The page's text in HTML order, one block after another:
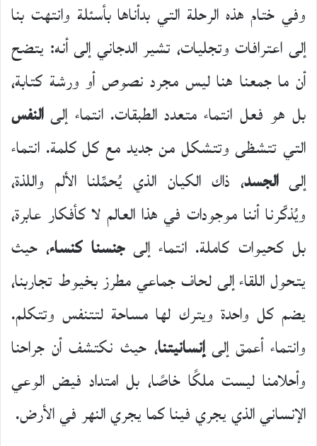
وفي ختام هذه الرحلة التي بدأناها بأسئلة وانتهت بنا
إلى اعترافات وتجليات، تشير الدجاني إلى أنه: يتضح
أن ما جمعنا هنا ليس مجرد نصوص أو ورشة كتابة،
بل هو فعل انتماء متعدد الطبقات. انتماء إلىالنفس
التي تتشظى وتتشكل من جديد مع كل كلمة. انتماء
إلىالجسد، ذاك الكيان الذي يُحمِّلنا الألم واللذة،
ويُذكّرنا أننا موجودات في هذا العالم لا كأفكار عابرة،
بل كحيوات كاملة. انتماء إلىجنسنا كنساء، حيث
يتحول اللقاء إلى لحاف جماعي مطرز بخيوط تجاربنا،
يضم كل واحدة ويترك لها مساحة لتتنفس وتتكلم.
وانتماء أعمق إلىإنسانيتنا، حيث نكتشف أن جراحنا
وأحلامنا ليست ملكًا خاصًا، بل امتداد فيض الوعي
الإنساني الذي يجري فينا كما يجري النهر في الأرض.